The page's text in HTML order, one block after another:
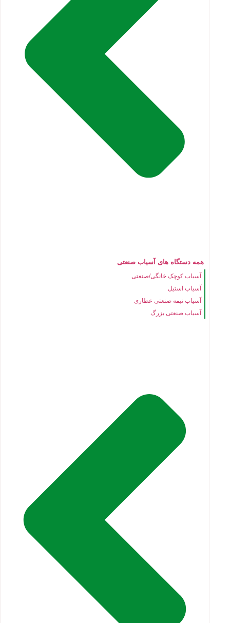
همه دستگاه های آسیاب صنعتی
آسیاب کوچک خانگی/صنعتی
آسیاب استیل
آسیاب نیمه صنعتی عطاری
آسیاب صنعتی بزرگ